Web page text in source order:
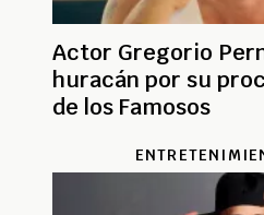
Actor Gregorio
huracán por su
de los Famosos